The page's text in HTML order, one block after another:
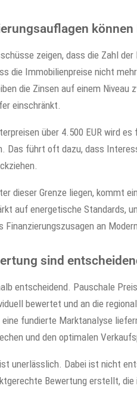
zeigen, dass die Zahl
die Immobilienpreise nicht
die Zinsen auf einem Niveau
einschränkt.
über 4.500 EUR wird
Das führt oft dazu, dass
dieser Grenze liegen, kommt
auf energetische Standards,
an
sind
entscheidend. Pauschale
bewertet und an die
fundierte Marktanalyse
und den optimalen
unerlässlich. Dabei ist nicht
Bewertung erstellt,